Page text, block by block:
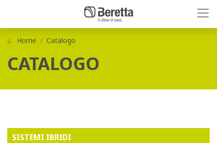
Home Catalogo
CATALOGO
SISTEMI IBRIDI